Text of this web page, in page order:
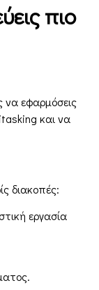
πιο
να εφαρμόσεις
και να
διακοπές:
εργασία